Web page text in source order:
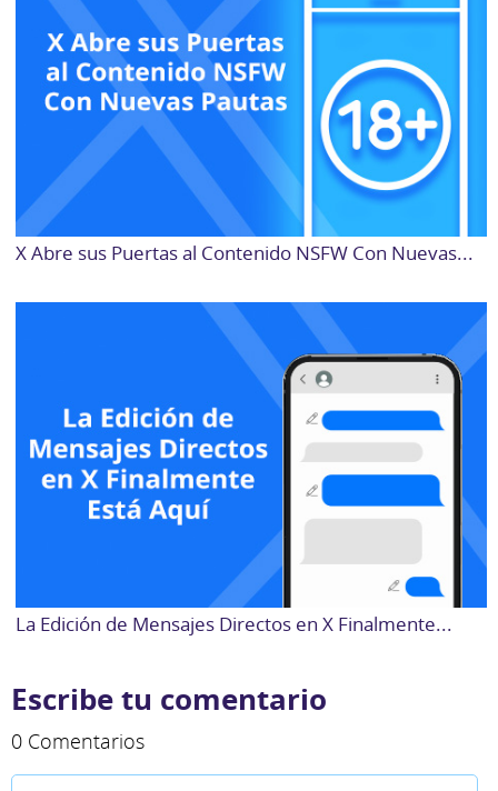
X Abre sus Puertas al Contenido NSFW Con Nuevas...
La Edición de Mensajes Directos en X Finalmente...
Escribe tu comentario
0 Comentarios